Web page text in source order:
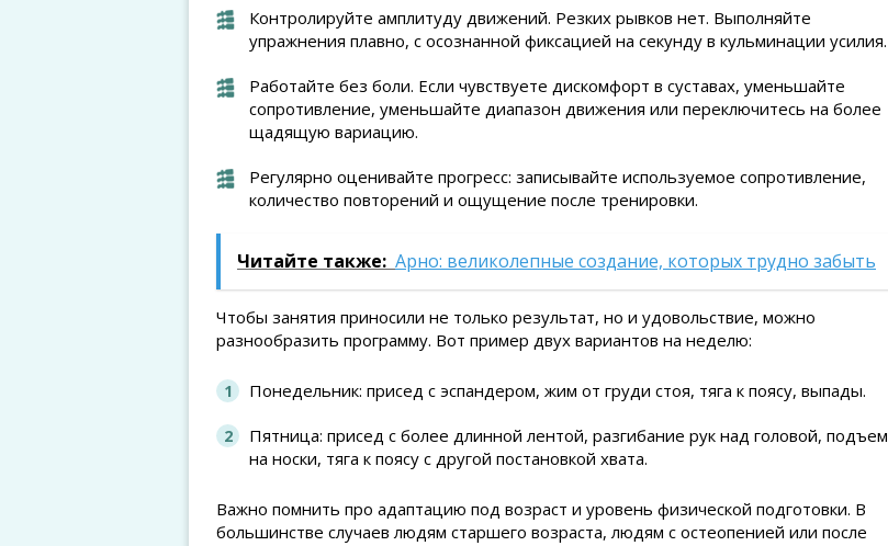
Контролируйте амплитуду движений. Резких рывков нет. Выполняйте
упражнения плавно, с осознанной фиксацией на секунду в кульминации усилия.
Работайте без боли. Если чувствуете дискомфорт в суставах, уменьшайте
сопротивление, уменьшайте диапазон движения или переключитесь на более
щадящую вариацию.
Регулярно оценивайте прогресс: записывайте используемое сопротивление,
количество повторений и ощущение после тренировки.
Читайте также: Арно: великолепные создание, которых трудно забыть
Чтобы занятия приносили не только результат, но и удовольствие, можно
разнообразить программу. Вот пример двух вариантов на неделю:
Понедельник: присед с эспандером, жим от груди стоя, тяга к поясу, выпады.
Пятница: присед с более длинной лентой, разгибание рук над головой, подъем
на носки, тяга к поясу с другой постановкой хвата.
Важно помнить про адаптацию под возраст и уровень физической подготовки. В
большинстве случаев людям старшего возраста, людям с остеопенией или после